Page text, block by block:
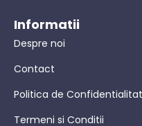
Informatii
Despre noi
Contact
Politica de
Termeni si Conditii